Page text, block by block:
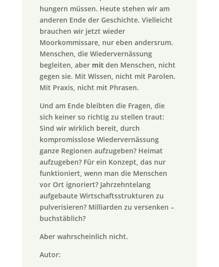
hungern müssen. Heute stehen wir am
anderen Ende der Geschichte. Vielleicht
brauchen wir jetzt wieder
Moorkommissare, nur eben andersrum.
Menschen, die Wiedervernässung
begleiten, aber mitden Menschen, nicht
gegen sie. Mit Wissen, nicht mit Parolen.
Mit Praxis, nicht mit Phrasen.
Und am Ende bleibten die Fragen, die
sich keiner so richtig zu stellen traut:
Sind wir wirklich bereit, durch
kompromisslose Wiedervernässung
ganze Regionen aufzugeben? Heimat
aufzugeben? Für ein Konzept, das nur
funktioniert, wenn man die Menschen
vor Ort ignoriert? Jahrzehntelang
aufgebaute Wirtschaftsstrukturen zu
pulverisieren? Milliarden zu versenken –
buchstäblich?
Aber wahrscheinlich nicht.
Autor: